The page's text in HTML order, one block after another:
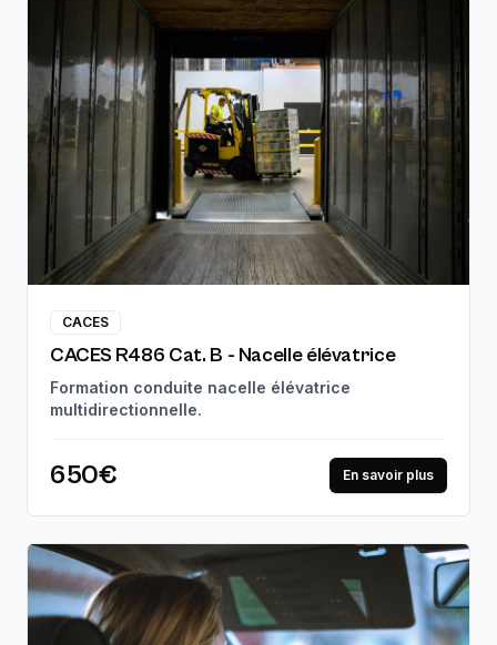
CACES
CACES R486 Cat. B - Nacelle élévatrice
Formation conduite nacelle élévatrice
multidirectionnelle.
650€ En savoir plus